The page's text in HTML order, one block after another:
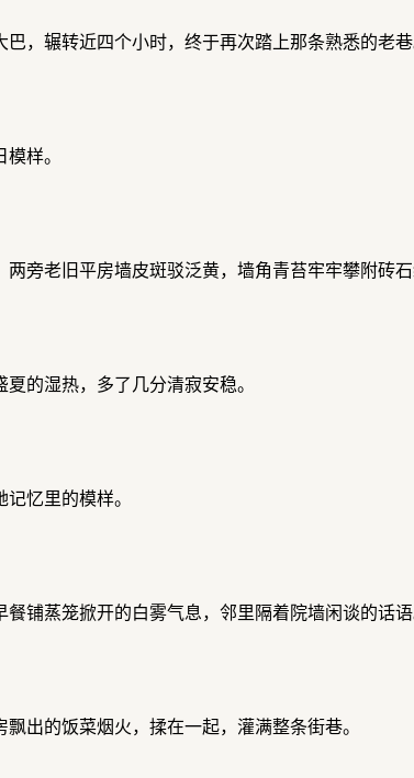
，辗转近四个小时，终于再次踏上那条熟悉的老巷
样。
旁老旧平房墙皮斑驳泛黄，墙角青苔牢牢攀附砖石
的湿热，多了几分清寂安稳。
忆里的模样。
铺蒸笼掀开的白雾气息，邻里隔着院墙闲谈的话语
出的饭菜烟火，揉在一起，灌满整条街巷。